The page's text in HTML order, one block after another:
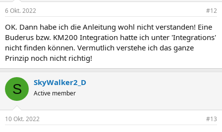
e
:
6 Okt. 2022 #12
OK. Dann habe ich die Anleitung wohl nicht verstanden! Eine
Buderus bzw. KM200 Integration hatte ich unter 'Integrations'
nicht finden können. Vermutlich verstehe ich das ganze
Prinzip noch nicht richtig!
S SkyWalker2_D
Active member
10 Okt. 2022 #13